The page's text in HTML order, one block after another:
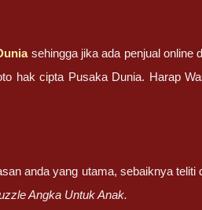
sehingga jika ada penjual online
hak cipta Pusaka Dunia. Harap
anda yang utama, sebaiknya teliti
Angka Untuk Anak.